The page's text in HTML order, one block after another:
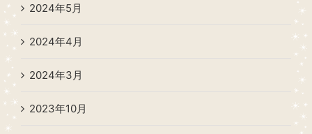
2024年5月
2024年4月
2024年3月
2023年10月